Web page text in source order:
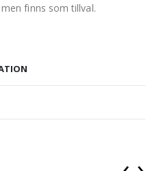
finns som tillval.